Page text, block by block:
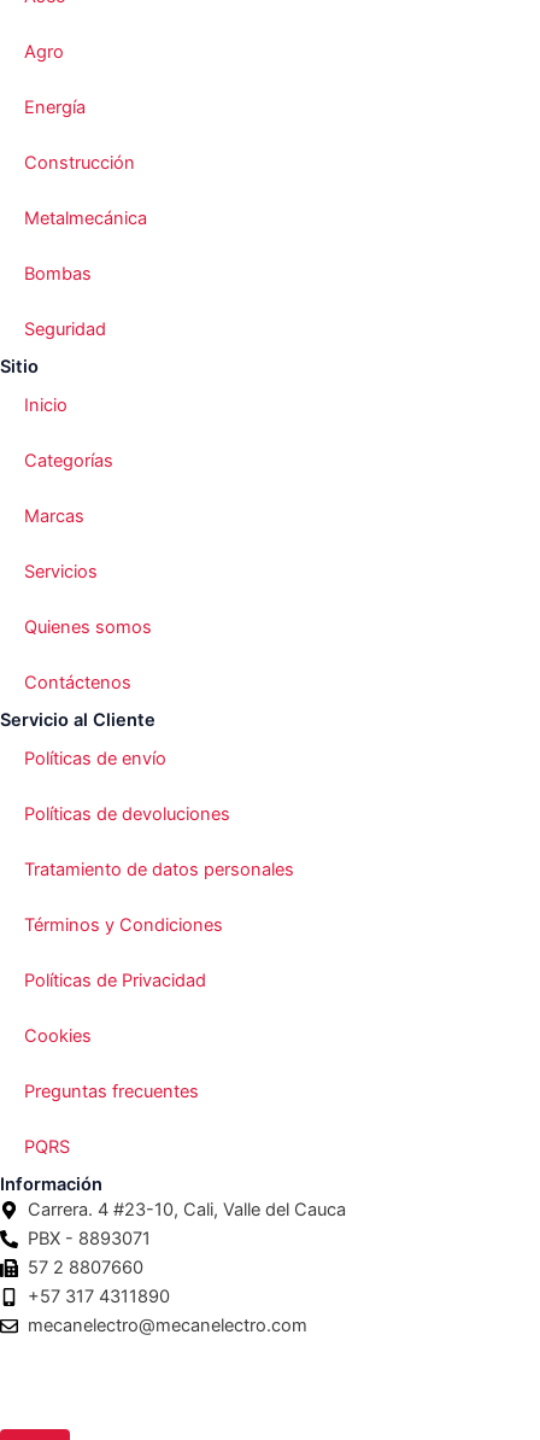
Agro
Energía
Construcción
Metalmecánica
Bombas
Seguridad
Sitio
Inicio
Categorías
Marcas
Servicios
Quienes somos
Contáctenos
Servicio al Cliente
Políticas de envío
Políticas de devoluciones
Tratamiento de datos personales
Términos y Condiciones
Políticas de Privacidad
Cookies
Preguntas frecuentes
PQRS
Información
Carrera. 4 #23-10, Cali, Valle del Cauca
PBX - 8893071
57 2 8807660
+57 317 4311890
mecanelectro@mecanelectro.com